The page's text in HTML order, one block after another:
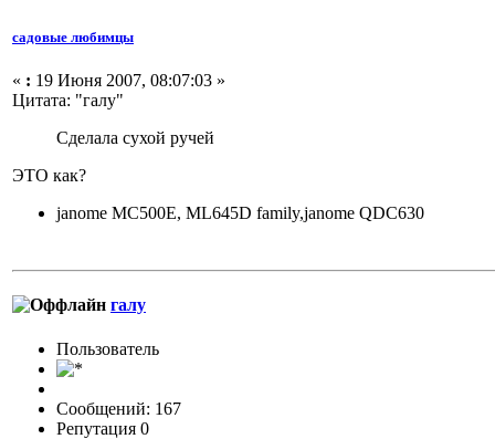
садовые любимцы
« : 19 Июня 2007, 08:07:03 »
Цитата: "галу"
Сделала сухой ручей
ЭТО как?
janome MC500E, ML645D family,janome QDC630
галу
Пользовaтeль
Сообщений: 167
Репутация 0